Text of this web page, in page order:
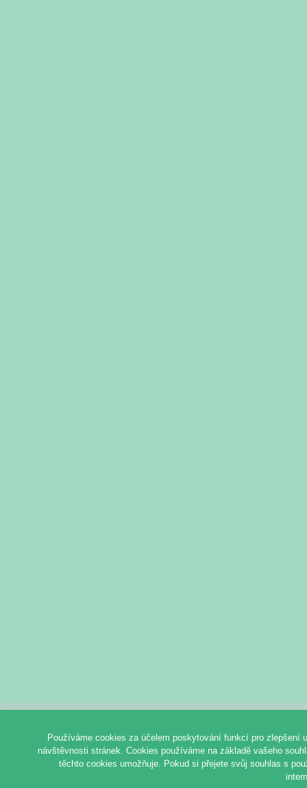
Používáme cookies za účelem poskytování funkcí pro zlepšení
návštěvnosti stránek. Cookies používáme na základě vašeho
těchto cookies umožňuje. Pokud si přejete svůj souhlas s